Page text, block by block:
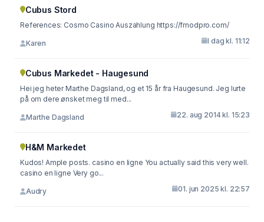
Cubus Stord
References: Cosmo Casino Auszahlung https://fmodpro.com/
Karen I dag kl. 11:12
Cubus Markedet - Haugesund
Hei jeg heter Marthe Dagsland, og et 15 år fra Haugesund. Jeg lurte
på om dere ønsket meg til med...
Marthe Dagsland 22. aug 2014 kl. 15:23
H&M Markedet
Kudos! Ample posts. casino en ligne You actually said this very well.
casino en ligne Very go...
Audry 01. jun 2025 kl. 22:57